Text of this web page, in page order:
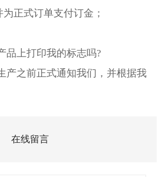
正式订单支付订金；
品上打印我的标志吗?
产之前正式通知我们，并根据我
在线留言